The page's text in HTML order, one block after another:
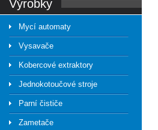
výrobky
Mycí automaty
Vysavače
Kobercové extraktory
Jednokotoučové stroje
Parní čističe
Zametače